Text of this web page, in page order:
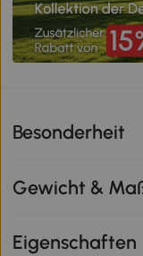
Besonderheit
Gewicht &
Eigenschaften